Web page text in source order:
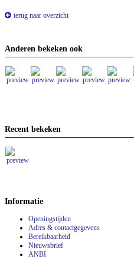
terug naar overzicht
Anderen bekeken ook
Recent bekeken
Informatie
Openingstijden
Adres & contactgegevens
Bereikbaarheid
Nieuwsbrief
ANBI